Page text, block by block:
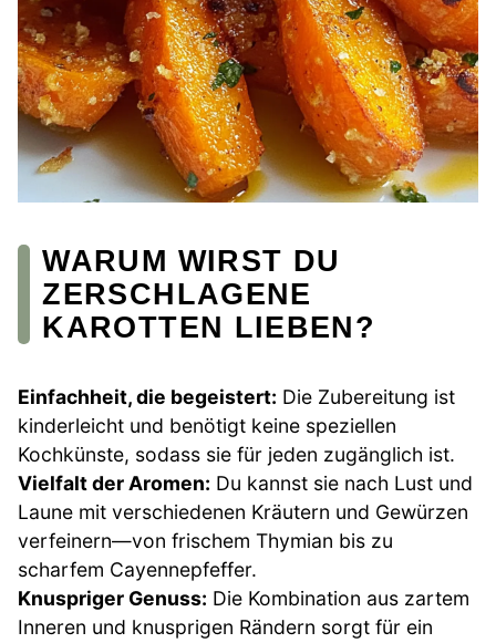
WARUM WIRST DU
ZERSCHLAGENE
KAROTTEN LIEBEN?
Einfachheit, die begeistert: Die Zubereitung ist
kinderleicht und benötigt keine speziellen
Kochkünste, sodass sie für jeden zugänglich ist.
Vielfalt der Aromen: Du kannst sie nach Lust und
Laune mit verschiedenen Kräutern und Gewürzen
verfeinern—von frischem Thymian bis zu
scharfem Cayennepfeffer.
Knuspriger Genuss: Die Kombination aus zartem
Inneren und knusprigen Rändern sorgt für ein